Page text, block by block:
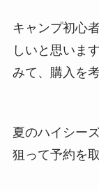
キャンプ初心
しいと思いま
みて、購入を
夏のハイシー
狙って予約を